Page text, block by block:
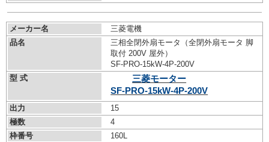
メーカー名
三菱電機
品名
三相全閉外扇モータ（全閉外扇モータ 脚
取付 200V 屋外）
SF-PRO-15kW-4P-200V
型 式
三菱モーター
SF-PRO-15kW-4P-200V
出力
15
極数
4
枠番号
160L